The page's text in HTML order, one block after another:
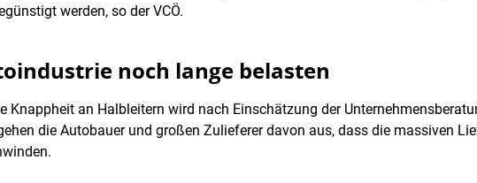
werden, so der VCÖ.
noch lange belasten
Knappheit an Halbleitern wird nach Einschätzung der
die Autobauer und großen Zulieferer davon aus, dass die massiven